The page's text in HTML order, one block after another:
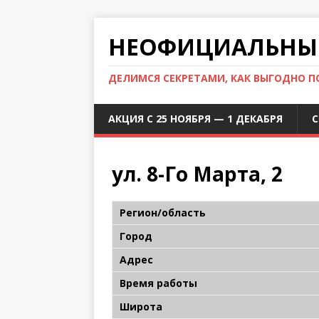
ДЕЛИМСЯ СЕКРЕТАМИ, КАК ВЫГОДНО
АКЦИЯ С 25 НОЯБРЯ — 1 ДЕКАБРЯ
ул. 8-Го Марта, 2
Регион/область
Город
Адрес
Время работы
Широта